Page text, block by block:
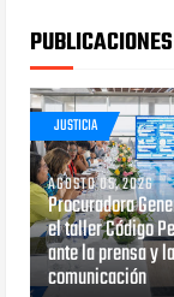
JUSTICIA
AGOSTO 05, 2026
Procuradora
el taller Código
ante la prensa y la
comunicación